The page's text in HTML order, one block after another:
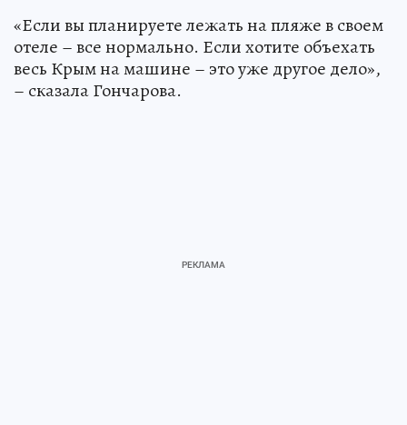
«Если вы планируете лежать на пляже в своем
отеле – все нормально. Если хотите объехать
весь Крым на машине – это уже другое дело»,
– сказала Гончарова.